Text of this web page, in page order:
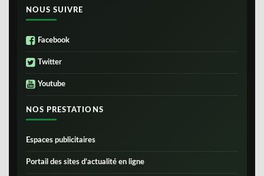
NOUS SUIVRE
Facebook
Twitter
Youtube
NOS PRESTATIONS
Espaces publicitaires
Portail des sites d’actualité en ligne